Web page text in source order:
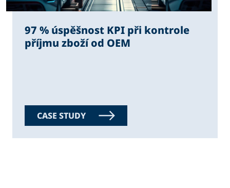
97 % úspěšnost KPI při kontrole
příjmu zboží od OEM
CASE STUDY